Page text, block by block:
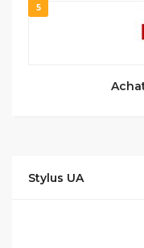
5
Stylus UA